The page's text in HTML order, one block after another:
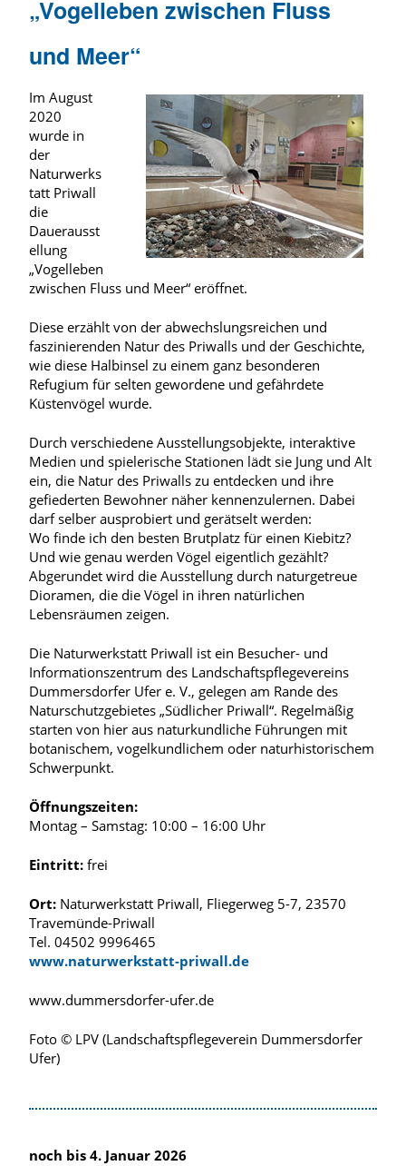
„Vogelleben zwischen Fluss
und Meer“
Im August
2020
wurde in
der
Naturwerks
tatt Priwall
die
Dauerausst
ellung
„Vogelleben
zwischen Fluss und Meer“ eröffnet.
Diese erzählt von der abwechslungsreichen und
faszinierenden Natur des Priwalls und der Geschichte,
wie diese Halbinsel zu einem ganz besonderen
Refugium für selten gewordene und gefährdete
Küstenvögel wurde.
Durch verschiedene Ausstellungsobjekte, interaktive
Medien und spielerische Stationen lädt sie Jung und Alt
ein, die Natur des Priwalls zu entdecken und ihre
gefiederten Bewohner näher kennenzulernen. Dabei
darf selber ausprobiert und gerätselt werden:
Wo finde ich den besten Brutplatz für einen Kiebitz?
Und wie genau werden Vögel eigentlich gezählt?
Abgerundet wird die Ausstellung durch naturgetreue
Dioramen, die die Vögel in ihren natürlichen
Lebensräumen zeigen.
Die Naturwerkstatt Priwall ist ein Besucher- und
Informationszentrum des Landschaftspflegevereins
Dummersdorfer Ufer e. V., gelegen am Rande des
Naturschutzgebietes „Südlicher Priwall“. Regelmäßig
starten von hier aus naturkundliche Führungen mit
botanischem, vogelkundlichem oder naturhistorischem
Schwerpunkt.
Öffnungszeiten:
Montag – Samstag: 10:00 – 16:00 Uhr
Eintritt: frei
Ort: Naturwerkstatt Priwall, Fliegerweg 5-7, 23570
Travemünde-Priwall
Tel. 04502 9996465
www.naturwerkstatt-priwall.de
www.dummersdorfer-ufer.de
Foto © LPV (Landschaftspflegeverein Dummersdorfer
Ufer)
noch bis 4. Januar 2026